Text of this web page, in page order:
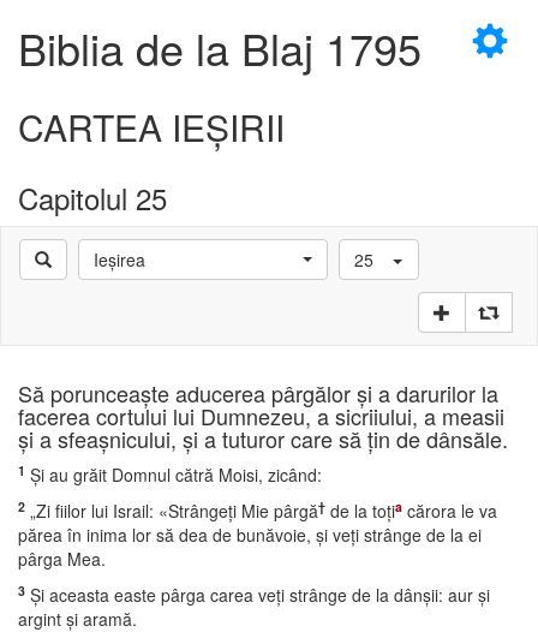
×
Biblia de la Blaj 1795
CARTEA IEŞIRII
Capitolul 25
Ieşirea 25
Să porunceaşte aducerea pârgălor şi a darurilor la
facerea cortului lui Dumnezeu, a sicriiului, a measii
şi a sfeaşnicului, şi a tuturor care să ţin de dânsăle.
1 Şi au grăit Domnul cătră Moisi, zicând:
2 „Zi fiilor lui Israil: «Strângeţi Mie pârgă† de la toţia cărora le va
părea în inima lor să dea de bunăvoie, şi veţi strânge de la ei
pârga Mea.
3 Şi aceasta easte pârga carea veţi strânge de la dânşii: aur şi
argint şi aramă.